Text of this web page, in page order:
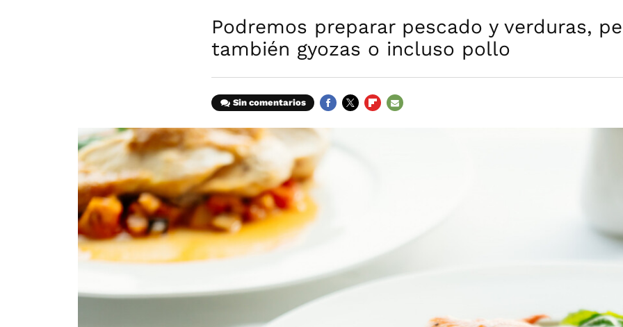
Podremos preparar pescado y verduras,
también gyozas o incluso pollo
Sin comentarios